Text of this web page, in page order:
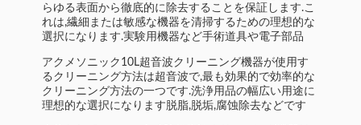
らゆる表面から徹底的に除去することを保証します.こ
れは,繊細または敏感な機器を清掃するための理想的な
選択になります.実験用機器など手術道具や電子部品
アクメソニック10L超音波クリーニング機器が使用す
るクリーニング方法は超音波で,最も効果的で効率的な
クリーニング方法の一つです.洗浄用品の幅広い用途に
理想的な選択になります脱脂,脱垢,腐蚀除去などです